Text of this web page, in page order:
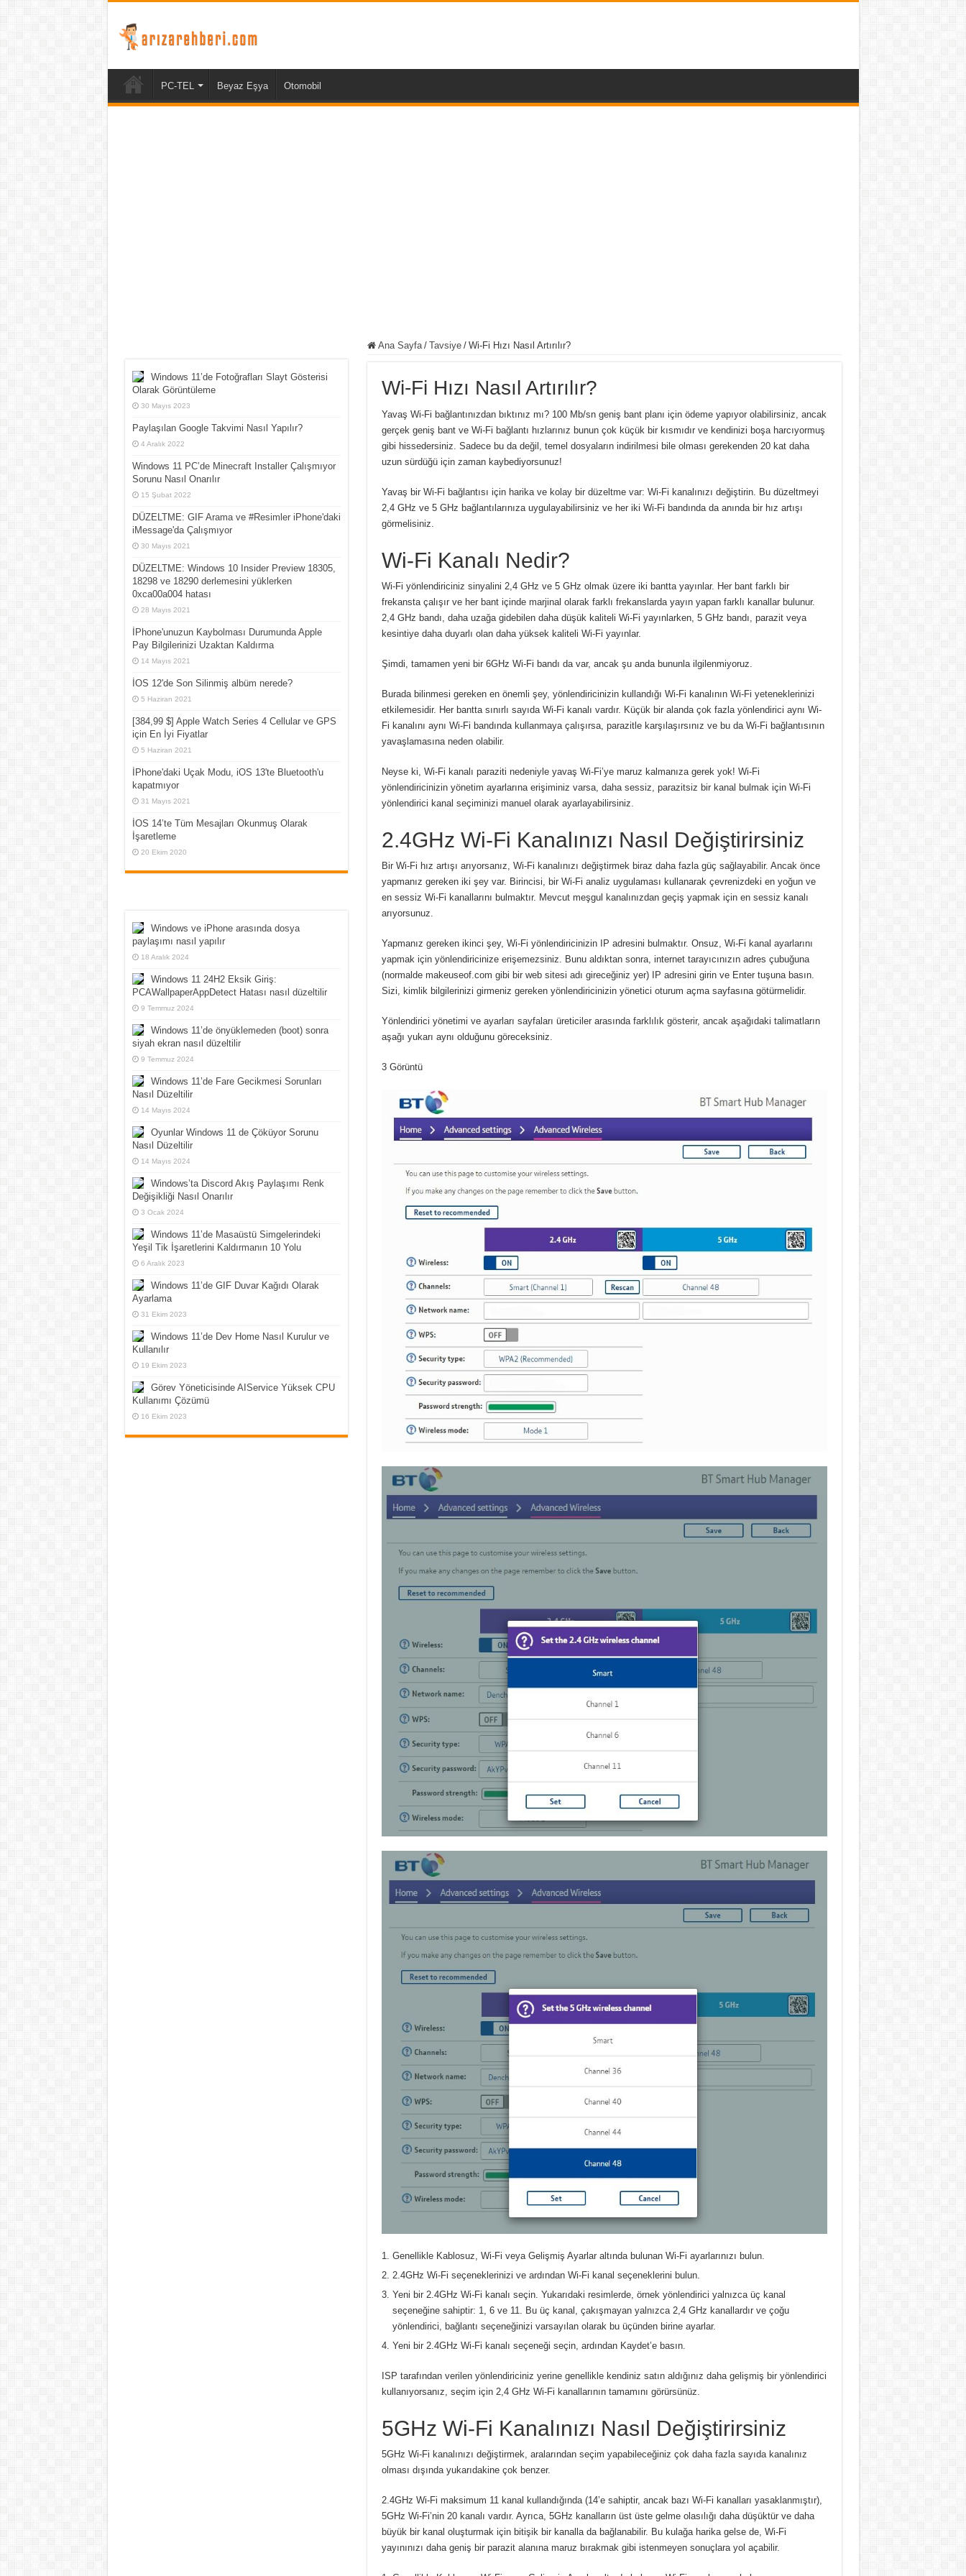
PC-TEL Beyaz Eşya Otomobil
Ana Sayfa / Tavsiye / Wi-Fi Hızı Nasıl Artırılır?
Wi-Fi Hızı Nasıl Artırılır?
Yavaş Wi-Fi bağlantınızdan bıktınız mı? 100 Mb/sn geniş bant planı için ödeme yapıyor olabilirsiniz, ancak
gerçek geniş bant ve Wi-Fi bağlantı hızlarınız bunun çok küçük bir kısmıdır ve kendinizi boşa harcıyormuş
gibi hissedersiniz. Sadece bu da değil, temel dosyaların indirilmesi bile olması gerekenden 20 kat daha
uzun sürdüğü için zaman kaybediyorsunuz!
Yavaş bir Wi-Fi bağlantısı için harika ve kolay bir düzeltme var: Wi-Fi kanalınızı değiştirin. Bu düzeltmeyi
2,4 GHz ve 5 GHz bağlantılarınıza uygulayabilirsiniz ve her iki Wi-Fi bandında da anında bir hız artışı
görmelisiniz.
Wi-Fi Kanalı Nedir?
Wi-Fi yönlendiriciniz sinyalini 2,4 GHz ve 5 GHz olmak üzere iki bantta yayınlar. Her bant farklı bir
frekansta çalışır ve her bant içinde marjinal olarak farklı frekanslarda yayın yapan farklı kanallar bulunur.
2,4 GHz bandı, daha uzağa gidebilen daha düşük kaliteli Wi-Fi yayınlarken, 5 GHz bandı, parazit veya
kesintiye daha duyarlı olan daha yüksek kaliteli Wi-Fi yayınlar.
Şimdi, tamamen yeni bir 6GHz Wi-Fi bandı da var, ancak şu anda bununla ilgilenmiyoruz.
Burada bilinmesi gereken en önemli şey, yönlendiricinizin kullandığı Wi-Fi kanalının Wi-Fi yeteneklerinizi
etkilemesidir. Her bantta sınırlı sayıda Wi-Fi kanalı vardır. Küçük bir alanda çok fazla yönlendirici aynı Wi-
Fi kanalını aynı Wi-Fi bandında kullanmaya çalışırsa, parazitle karşılaşırsınız ve bu da Wi-Fi bağlantısının
yavaşlamasına neden olabilir.
Neyse ki, Wi-Fi kanalı paraziti nedeniyle yavaş Wi-Fi’ye maruz kalmanıza gerek yok! Wi-Fi
yönlendiricinizin yönetim ayarlarına erişiminiz varsa, daha sessiz, parazitsiz bir kanal bulmak için Wi-Fi
yönlendirici kanal seçiminizi manuel olarak ayarlayabilirsiniz.
2.4GHz Wi-Fi Kanalınızı Nasıl Değiştirirsiniz
Bir Wi-Fi hız artışı arıyorsanız, Wi-Fi kanalınızı değiştirmek biraz daha fazla güç sağlayabilir. Ancak önce
yapmanız gereken iki şey var. Birincisi, bir Wi-Fi analiz uygulaması kullanarak çevrenizdeki en yoğun ve
en sessiz Wi-Fi kanallarını bulmaktır. Mevcut meşgul kanalınızdan geçiş yapmak için en sessiz kanalı
arıyorsunuz.
Yapmanız gereken ikinci şey, Wi-Fi yönlendiricinizin IP adresini bulmaktır. Onsuz, Wi-Fi kanal ayarlarını
yapmak için yönlendiricinize erişemezsiniz. Bunu aldıktan sonra, internet tarayıcınızın adres çubuğuna
(normalde makeuseof.com gibi bir web sitesi adı gireceğiniz yer) IP adresini girin ve Enter tuşuna basın.
Sizi, kimlik bilgilerinizi girmeniz gereken yönlendiricinizin yönetici oturum açma sayfasına götürmelidir.
Yönlendirici yönetimi ve ayarları sayfaları üreticiler arasında farklılık gösterir, ancak aşağıdaki talimatların
aşağı yukarı aynı olduğunu göreceksiniz.
3 Görüntü
Genellikle Kablosuz, Wi-Fi veya Gelişmiş Ayarlar altında bulunan Wi-Fi ayarlarınızı bulun.
2.4GHz Wi-Fi seçeneklerinizi ve ardından Wi-Fi kanal seçeneklerini bulun.
Yeni bir 2.4GHz Wi-Fi kanalı seçin. Yukarıdaki resimlerde, örnek yönlendirici yalnızca üç kanal
seçeneğine sahiptir: 1, 6 ve 11. Bu üç kanal, çakışmayan yalnızca 2,4 GHz kanallardır ve çoğu
yönlendirici, bağlantı seçeneğinizi varsayılan olarak bu üçünden birine ayarlar.
Yeni bir 2.4GHz Wi-Fi kanalı seçeneği seçin, ardından Kaydet’e basın.
ISP tarafından verilen yönlendiriciniz yerine genellikle kendiniz satın aldığınız daha gelişmiş bir yönlendirici
kullanıyorsanız, seçim için 2,4 GHz Wi-Fi kanallarının tamamını görürsünüz.
5GHz Wi-Fi Kanalınızı Nasıl Değiştirirsiniz
5GHz Wi-Fi kanalınızı değiştirmek, aralarından seçim yapabileceğiniz çok daha fazla sayıda kanalınız
olması dışında yukarıdakine çok benzer.
2.4GHz Wi-Fi maksimum 11 kanal kullandığında (14’e sahiptir, ancak bazı Wi-Fi kanalları yasaklanmıştır),
5GHz Wi-Fi’nin 20 kanalı vardır. Ayrıca, 5GHz kanalların üst üste gelme olasılığı daha düşüktür ve daha
büyük bir kanal oluşturmak için bitişik bir kanalla da bağlanabilir. Bu kulağa harika gelse de, Wi-Fi
yayınınızı daha geniş bir parazit alanına maruz bırakmak gibi istenmeyen sonuçlara yol açabilir.
Windows 11’de Fotoğrafları Slayt Gösterisi
Olarak Görüntüleme
30 Mayıs 2023
Paylaşılan Google Takvimi Nasıl Yapılır?
4 Aralık 2022
Windows 11 PC’de Minecraft Installer Çalışmıyor
Sorunu Nasıl Onarılır
15 Şubat 2022
DÜZELTME: GIF Arama ve #Resimler iPhone'daki
iMessage'da Çalışmıyor
30 Mayıs 2021
DÜZELTME: Windows 10 Insider Preview 18305,
18298 ve 18290 derlemesini yüklerken
0xca00a004 hatası
28 Mayıs 2021
İPhone'unuzun Kaybolması Durumunda Apple
Pay Bilgilerinizi Uzaktan Kaldırma
14 Mayıs 2021
İOS 12'de Son Silinmiş albüm nerede?
5 Haziran 2021
[384,99 $] Apple Watch Series 4 Cellular ve GPS
için En İyi Fiyatlar
5 Haziran 2021
İPhone'daki Uçak Modu, iOS 13'te Bluetooth'u
kapatmıyor
31 Mayıs 2021
İOS 14’te Tüm Mesajları Okunmuş Olarak
İşaretleme
20 Ekim 2020
Windows ve iPhone arasında dosya
paylaşımı nasıl yapılır
18 Aralık 2024
Windows 11 24H2 Eksik Giriş:
PCAWallpaperAppDetect Hatası nasıl düzeltilir
9 Temmuz 2024
Windows 11’de önyüklemeden (boot) sonra
siyah ekran nasıl düzeltilir
9 Temmuz 2024
Windows 11’de Fare Gecikmesi Sorunları
Nasıl Düzeltilir
14 Mayıs 2024
Oyunlar Windows 11 de Çöküyor Sorunu
Nasıl Düzeltilir
14 Mayıs 2024
Windows’ta Discord Akış Paylaşımı Renk
Değişikliği Nasıl Onarılır
3 Ocak 2024
Windows 11’de Masaüstü Simgelerindeki
Yeşil Tik İşaretlerini Kaldırmanın 10 Yolu
6 Aralık 2023
Windows 11’de GIF Duvar Kağıdı Olarak
Ayarlama
31 Ekim 2023
Windows 11’de Dev Home Nasıl Kurulur ve
Kullanılır
19 Ekim 2023
Görev Yöneticisinde AIService Yüksek CPU
Kullanımı Çözümü
16 Ekim 2023